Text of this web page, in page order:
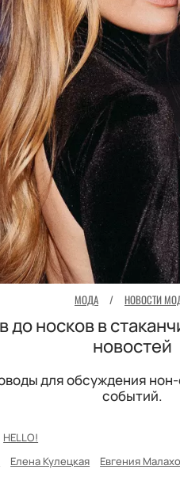
МОДА / НОВОСТИ
до носков в
новостей
для обсуждения
событий.
HELLO!
Елена Кулецкая Евгения